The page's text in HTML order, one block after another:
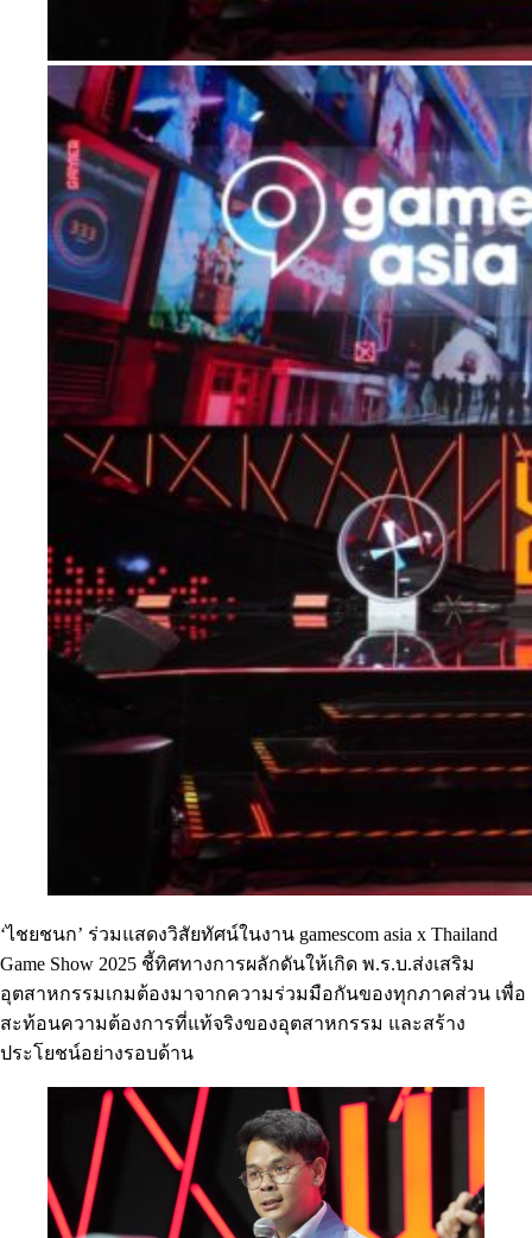
‘ไชยชนก’ ร่วมแสดงวิสัยทัศน์ในงาน gamescom asia x Thailand
Game Show 2025 ชี้ทิศทางการผลักดันให้เกิด พ.ร.บ.ส่งเสริม
อุตสาหกรรมเกมต้องมาจากความร่วมมือกันของทุกภาคส่วน เพื่อ
สะท้อนความต้องการที่แท้จริงของอุตสาหกรรม และสร้าง
ประโยชน์อย่างรอบด้าน